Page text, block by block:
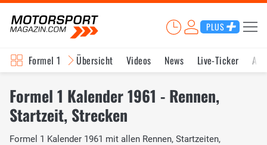
PLUS
Formel 1 Übersicht Videos News Live-Ticker
Formel 1 Kalender 1961 - Rennen,
Startzeit, Strecken
Formel 1 Kalender 1961 mit allen Rennen, Startzeiten,